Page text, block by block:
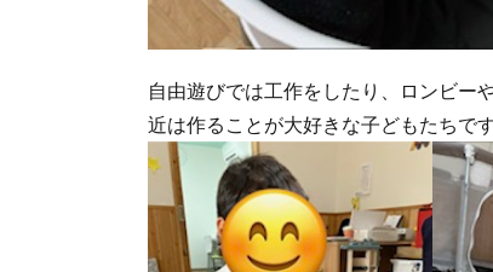
自由遊びでは工作をしたり、ロンビ
近は作ることが大好きな子どもたちで